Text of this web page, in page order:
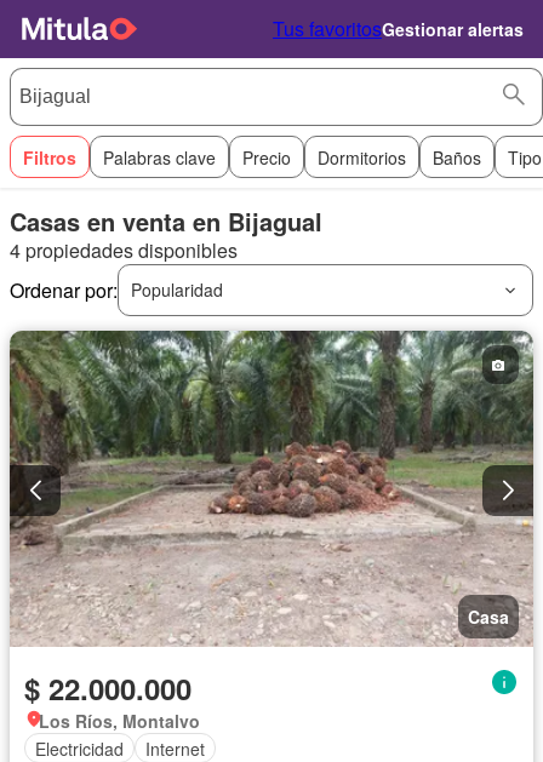
Tus favoritosGestionar alertas
Filtros Palabras clave Precio Dormitorios Baños
Casas en venta en Bijagual
4 propiedades disponibles
Ordenar por:
Popularidad
Casa
$ 22.000.000
Los Ríos, Montalvo
Electricidad
Internet